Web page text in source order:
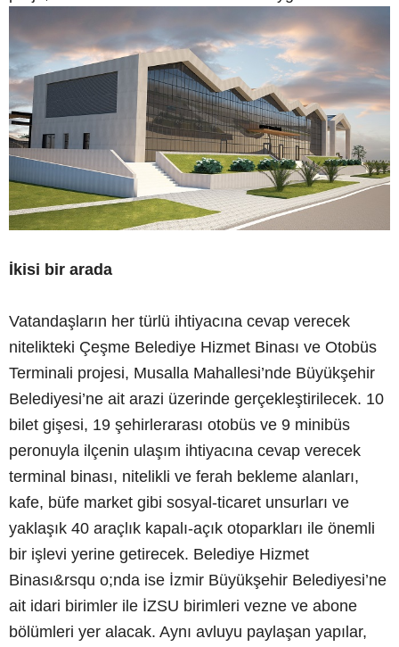
İkisi bir arada
Vatandaşların her türlü ihtiyacına cevap verecek
nitelikteki Çeşme Belediye Hizmet Binası ve Otobüs
Terminali projesi, Musalla Mahallesi’nde Büyükşehir
Belediyesi’ne ait arazi üzerinde gerçekleştirilecek. 10
bilet gişesi, 19 şehirlerarası otobüs ve 9 minibüs
peronuyla ilçenin ulaşım ihtiyacına cevap verecek
terminal binası, nitelikli ve ferah bekleme alanları,
kafe, büfe market gibi sosyal-ticaret unsurları ve
yaklaşık 40 araçlık kapalı-açık otoparkları ile önemli
bir işlevi yerine getirecek. Belediye Hizmet
Binası&rsqu o;nda ise İzmir Büyükşehir Belediyesi’ne
ait idari birimler ile İZSU birimleri vezne ve abone
bölümleri yer alacak. Aynı avluyu paylaşan yapılar,